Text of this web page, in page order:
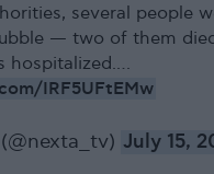
several people
— two of them
hospitalized.…
IRF5UFtEMw
July 15,